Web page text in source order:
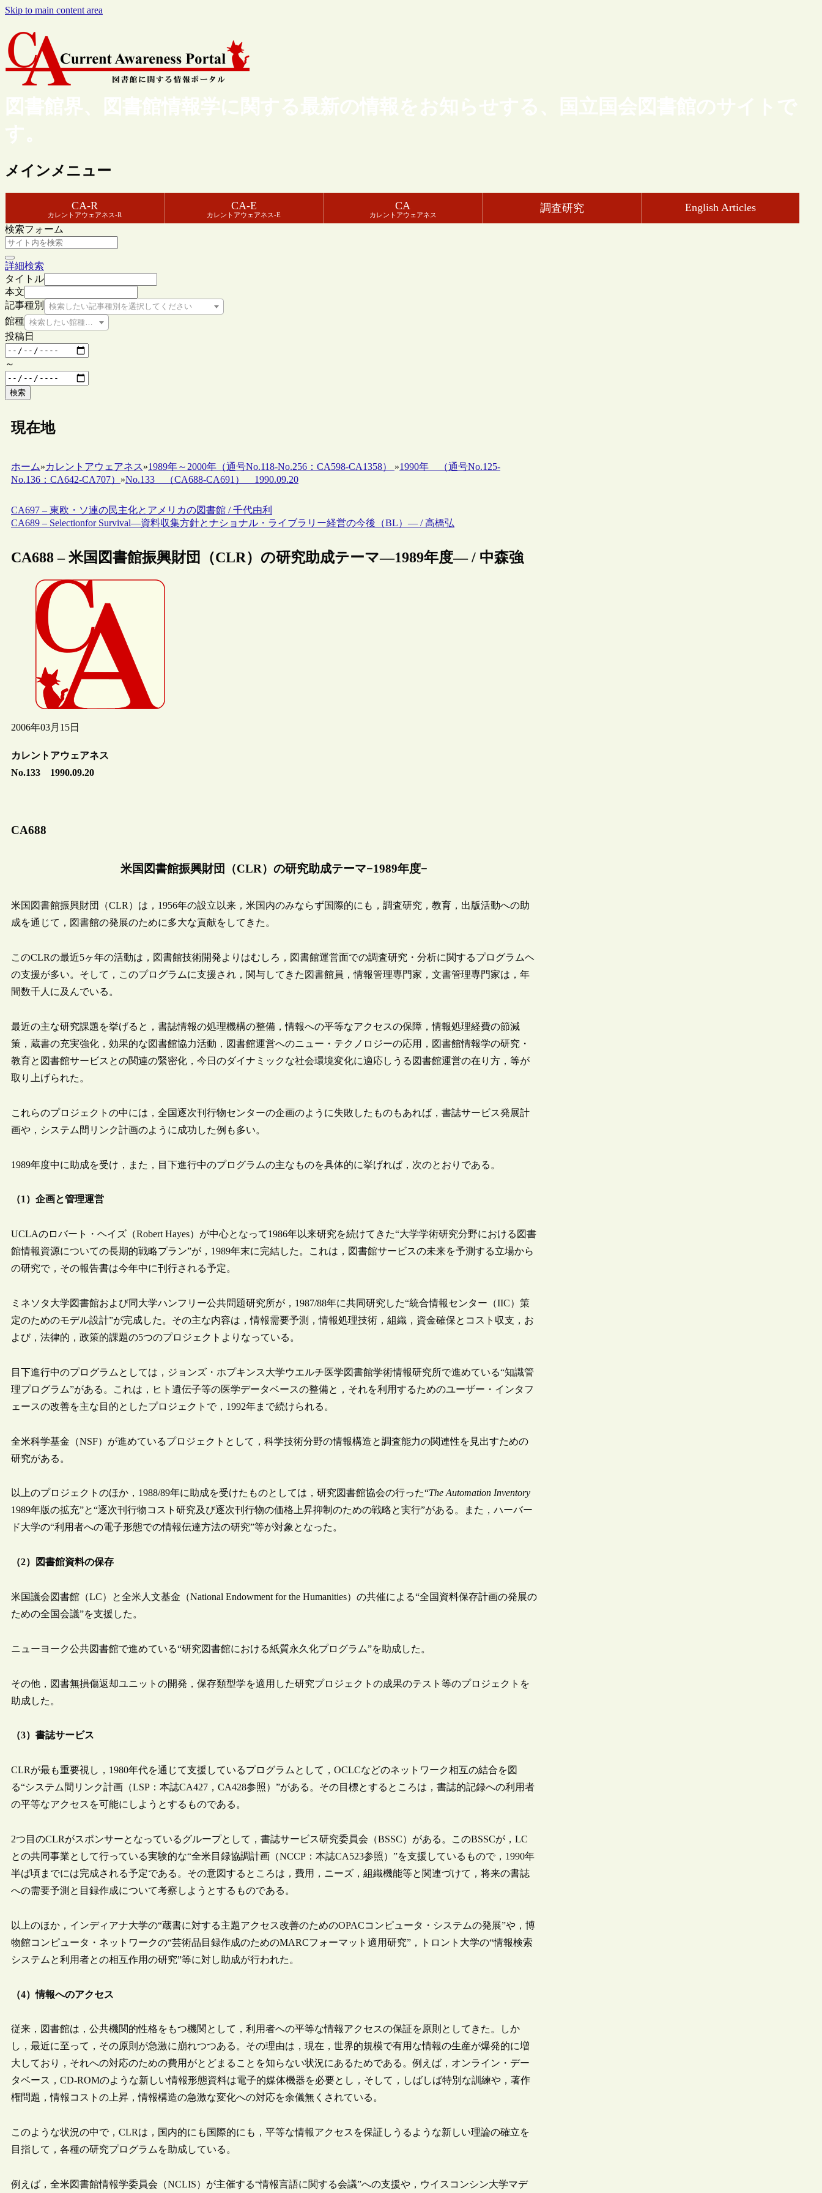
Skip to main content area
図書館界、図書館情報学に関する最新の情報をお知らせする、国立国会図書館のサイトで
す。
メインメニュー
CA-R
カレントアウェアネス-R
CA-E
カレントアウェアネス-E
CA
カレントアウェアネス
調査研究 English Articles
検索フォーム
詳細検索
タイトル
本文
記事種別
検索したい記事種別を選択してください
館種 検索したい館種を選択してください
投稿日
～
検索
現在地
ホーム»カレントアウェアネス»1989年～2000年（通号No.118-No.256：CA598-CA1358） »1990年 （通号No.125-
No.136：CA642-CA707） »No.133 （CA688-CA691） 1990.09.20
CA697 – 東欧・ソ連の民主化とアメリカの図書館 / 千代由利
CA689 – Selectionfor Survival―資料収集方針とナショナル・ライブラリー経営の今後（BL）― / 高橋弘
CA688 – 米国図書館振興財団（CLR）の研究助成テーマ―1989年度― / 中森強
2006年03月15日
カレントアウェアネス
No.133 1990.09.20
CA688
米国図書館振興財団（CLR）の研究助成テーマ−1989年度−
米国図書館振興財団（CLR）は，1956年の設立以来，米国内のみならず国際的にも，調査研究，教育，出版活動への助
成を通じて，図書館の発展のために多大な貢献をしてきた。
このCLRの最近5ヶ年の活動は，図書館技術開発よりはむしろ，図書館運営面での調査研究・分析に関するプログラムヘ
の支援が多い。そして，このプログラムに支援され，関与してきた図書館員，情報管理専門家，文書管理専門家は，年
間数千人に及んでいる。
最近の主な研究課題を挙げると，書誌情報の処理機構の整備，情報への平等なアクセスの保障，情報処理経費の節減
策，蔵書の充実強化，効果的な図書館協力活動，図書館運営へのニュー・テクノロジーの応用，図書館情報学の研究・
教育と図書館サービスとの関連の緊密化，今日のダイナミックな社会環境変化に適応しうる図書館運営の在り方，等が
取り上げられた。
これらのプロジェクトの中には，全国逐次刊行物センターの企画のように失敗したものもあれば，書誌サービス発展計
画や，システム間リンク計画のように成功した例も多い。
1989年度中に助成を受け，また，目下進行中のプログラムの主なものを具体的に挙げれば，次のとおりである。
（1）企画と管理運営
UCLAのロバート・ヘイズ（Robert Hayes）が中心となって1986年以来研究を続けてきた“大学学術研究分野における図書
館情報資源についての長期的戦略プラン”が，1989年末に完結した。これは，図書館サービスの未来を予測する立場から
の研究で，その報告書は今年中に刊行される予定。
ミネソタ大学図書館および同大学ハンフリー公共問題研究所が，1987/88年に共同研究した“統合情報センター（IIC）策
定のためのモデル設計”が完成した。その主な内容は，情報需要予測，情報処理技術，組織，資金確保とコスト収支，お
よび，法律的，政策的課題の5つのプロジェクトよりなっている。
目下進行中のプログラムとしては，ジョンズ・ホプキンス大学ウエルチ医学図書館学術情報研究所で進めている“知識管
理プログラム”がある。これは，ヒト遺伝子等の医学データベースの整備と，それを利用するためのユーザー・インタフ
ェースの改善を主な目的としたプロジェクトで，1992年まで続けられる。
全米科学基金（NSF）が進めているプロジェクトとして，科学技術分野の情報構造と調査能力の関連性を見出すための
研究がある。
以上のプロジェクトのほか，1988/89年に助成を受けたものとしては，研究図書館協会の行った“The Automation Inventory
1989年版の拡充”と“逐次刊行物コスト研究及び逐次刊行物の価格上昇抑制のための戦略と実行”がある。また，ハーバー
ド大学の“利用者への電子形態での情報伝達方法の研究”等が対象となった。
（2）図書館資料の保存
米国議会図書館（LC）と全米人文基金（National Endowment for the Humanities）の共催による“全国資料保存計画の発展の
ための全国会議”を支援した。
ニューヨーク公共図書館で進めている“研究図書館における紙質永久化プログラム”を助成した。
その他，図書無損傷返却ユニットの開発，保存類型学を適用した研究プロジェクトの成果のテスト等のプロジェクトを
助成した。
（3）書誌サービス
CLRが最も重要視し，1980年代を通じて支援しているプログラムとして，OCLCなどのネットワーク相互の結合を図
る“システム間リンク計画（LSP：本誌CA427，CA428参照）”がある。その目標とするところは，書誌的記録への利用者
の平等なアクセスを可能にしようとするものである。
2つ目のCLRがスポンサーとなっているグループとして，書誌サービス研究委員会（BSSC）がある。このBSSCが，LC
との共同事業として行っている実験的な“全米目録協調計画（NCCP：本誌CA523参照）”を支援しているもので，1990年
半ば頃までには完成される予定である。その意図するところは，費用，ニーズ，組織機能等と関連づけて，将来の書誌
への需要予測と目録作成について考察しようとするものである。
以上のほか，インディアナ大学の“蔵書に対する主題アクセス改善のためのOPACコンピュータ・システムの発展”や，博
物館コンピュータ・ネットワークの“芸術品目録作成のためのMARCフォーマット適用研究”，トロント大学の“情報検索
システムと利用者との相互作用の研究”等に対し助成が行われた。
（4）情報へのアクセス
従来，図書館は，公共機関的性格をもつ機関として，利用者への平等な情報アクセスの保証を原則としてきた。しか
し，最近に至って，その原則が急激に崩れつつある。その理由は，現在，世界的規模で有用な情報の生産が爆発的に増
大しており，それへの対応のための費用がとどまることを知らない状況にあるためである。例えば，オンライン・デー
タベース，CD-ROMのような新しい情報形態資料は電子的媒体機器を必要とし，そして，しばしば特別な訓練や，著作
権問題，情報コストの上昇，情報構造の急激な変化への対応を余儀無くされている。
このような状況の中で，CLRは，国内的にも国際的にも，平等な情報アクセスを保証しうるような新しい理論の確立を
目指して，各種の研究プログラムを助成している。
例えば，全米図書館情報学委員会（NCLIS）が主催する“情報言語に関する会議”への支援や，ウイスコンシン大学マデ